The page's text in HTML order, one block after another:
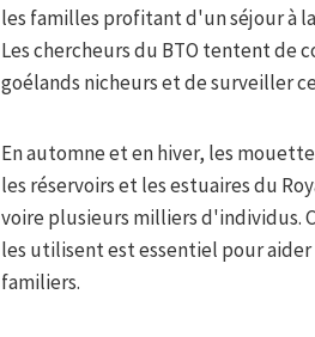
les familles profitant d'un séjour à
Les chercheurs du BTO tentent de
goélands nicheurs et de surveiller
En automne et en hiver, les
les réservoirs et les estuaires du
voire plusieurs milliers d'individus.
les utilisent est essentiel pour aider
familiers.